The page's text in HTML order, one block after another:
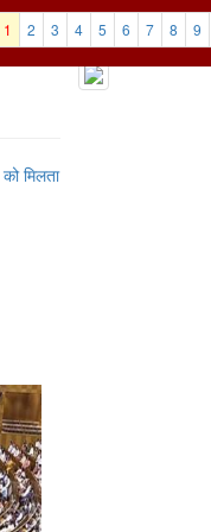
1 2 3 4 5 6 7 8 9
मिलता